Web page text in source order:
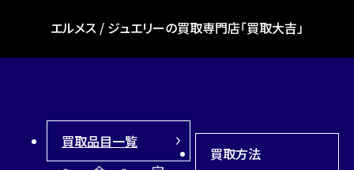
エルメス / ジュエリーの買取専門店「買取大吉」
買取品目一覧
買取方法